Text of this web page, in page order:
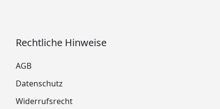
Rechtliche Hinweise
AGB
Datenschutz
Widerrufsrecht